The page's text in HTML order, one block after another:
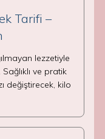
Tarifi –
lezzetiyle
ve pratik
değiştirecek, kilo